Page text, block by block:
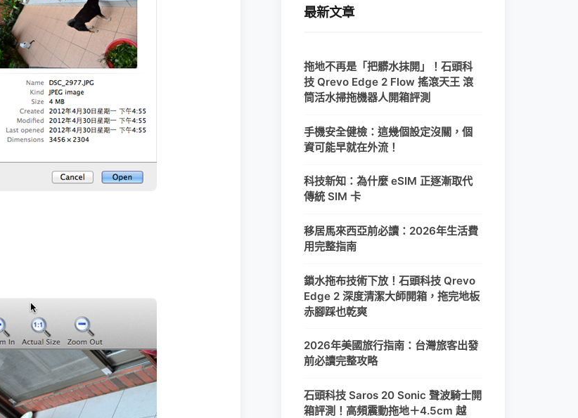
最新文章
拖地不再是「把髒水抹開」！石頭科
技 Qrevo Edge 2 Flow 搖滾天王 滾
筒活水掃拖機器人開箱評測
手機安全健檢：這幾個設定沒關，個
資可能早就在外流！
科技新知：為什麼 eSIM 正逐漸取代
傳統 SIM 卡
移居馬來西亞前必讀：2026年生活費
用完整指南
鎖水拖布技術下放！石頭科技 Qrevo
Edge 2 深度清潔大師開箱，拖完地板
赤腳踩也乾爽
2026年美國旅行指南：台灣旅客出發
前必讀完整攻略
石頭科技 Saros 20 Sonic 聲波騎士開
箱評測！高頻震動拖地＋4.5cm 越